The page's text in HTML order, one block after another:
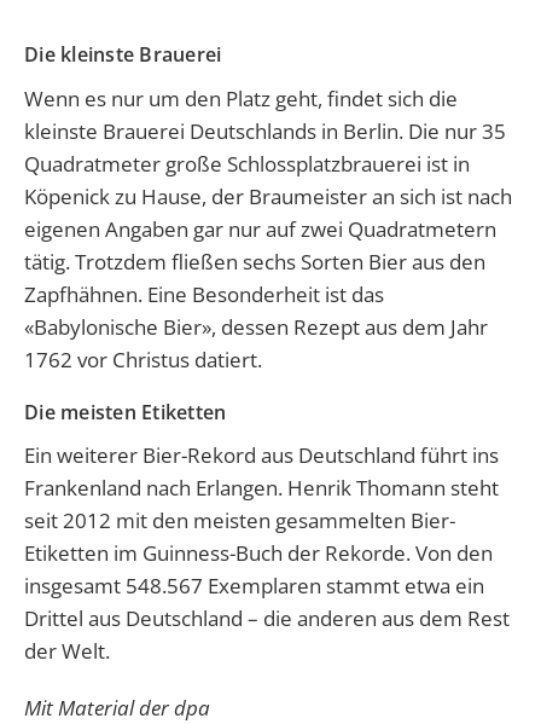
Die kleinste Brauerei
Wenn es nur um den Platz geht, findet sich die
kleinste Brauerei Deutschlands in Berlin. Die nur 35
Quadratmeter große Schlossplatzbrauerei ist in
Köpenick zu Hause, der Braumeister an sich ist nach
eigenen Angaben gar nur auf zwei Quadratmetern
tätig. Trotzdem fließen sechs Sorten Bier aus den
Zapfhähnen. Eine Besonderheit ist das
«Babylonische Bier», dessen Rezept aus dem Jahr
1762 vor Christus datiert.
Die meisten Etiketten
Ein weiterer Bier-Rekord aus Deutschland führt ins
Frankenland nach Erlangen. Henrik Thomann steht
seit 2012 mit den meisten gesammelten Bier-
Etiketten im Guinness-Buch der Rekorde. Von den
insgesamt 548.567 Exemplaren stammt etwa ein
Drittel aus Deutschland – die anderen aus dem Rest
der Welt.
Mit Material der dpa